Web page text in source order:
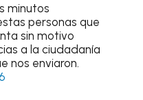
minutos
personas que
sin motivo
a la ciudadanía
nos enviaron.